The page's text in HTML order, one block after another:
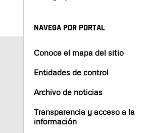
NAVEGA POR PORTAL
Conoce el mapa del sitio
Entidades de control
Archivo de noticias
Transparencia y acceso a la
información